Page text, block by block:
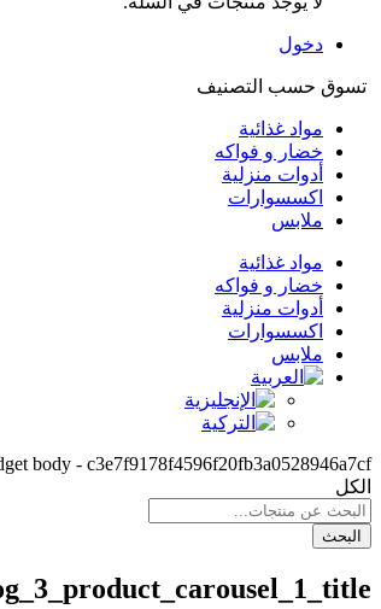
دخول
تسوق حسب التصنيف
مواد غذائية
خضار و فواكه
أدوات منزلية
اكسسوارات
ملابس
مواد غذائية
خضار و فواكه
أدوات منزلية
اكسسوارات
ملابس
body - c3e7f9178f4596f20fb3a0528946a7cf
الكل
البحث